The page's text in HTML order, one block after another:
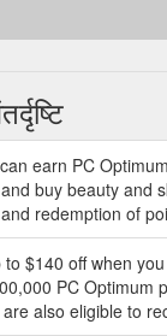
earn PC
buy beauty and
redemption of
$140 off when
PC Optimum
also eligible to